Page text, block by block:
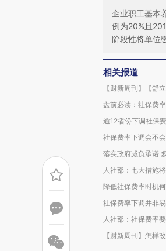
企业职工基本
例为20%且
阶段性将单位
相关报道
【财新周刊】【舒
盘前必读：社保费
逾12省份下调社保
社保费率下调会不
落实政府减负承诺
人社部：七大措施
降低社保费率时机
社保费率下调并非
人社部：社保费率
【财新周刊】怎样